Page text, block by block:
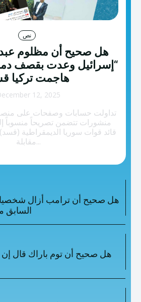
نص
هل صحيح أن مظلوم
“إسرائيل وعدت بقصف
هاجمت تركيا
12, 2025
تداولت حسابات وصفحات على
منشورات تتضمن تصريحاً منسوباً
قائد قوات سوريا الديمقراطية
مقابلة...
هل صحيح أن ترامب أزال
السابق
هل صحيح أن توم باراك قال